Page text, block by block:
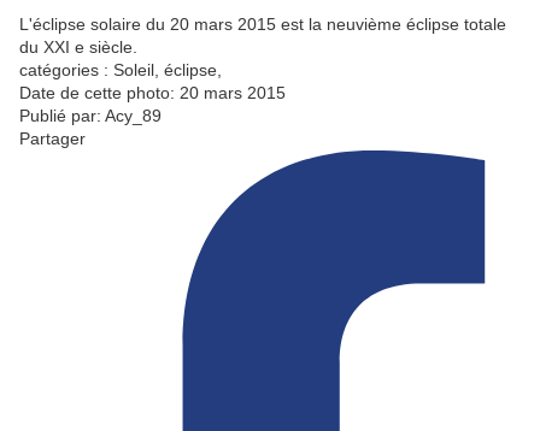
L'éclipse solaire du 20 mars 2015 est la neuvième éclipse totale
du XXI e siècle.
catégories : Soleil, éclipse,
Date de cette photo: 20 mars 2015
Publié par: Acy_89
Partager